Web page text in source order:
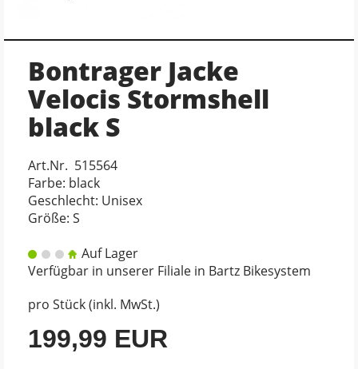
Bontrager Jacke
Velocis Stormshell
black S
Art.Nr. 515564
Farbe: black
Geschlecht: Unisex
Größe: S
Auf Lager
Verfügbar in unserer Filiale in Bartz Bikesystem
pro Stück (inkl. MwSt.)
199,99 EUR